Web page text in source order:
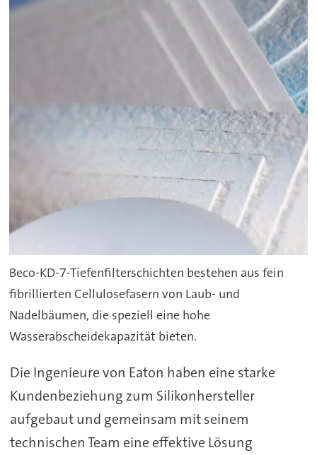
Beco-KD-7-Tiefenfilterschichten bestehen aus fein
fibrillierten Cellulosefasern von Laub- und
Nadelbäumen, die speziell eine hohe
Wasserabscheidekapazität bieten.
Die Ingenieure von Eaton haben eine starke
Kundenbeziehung zum Silikonhersteller
aufgebaut und gemeinsam mit seinem
technischen Team eine effektive Lösung